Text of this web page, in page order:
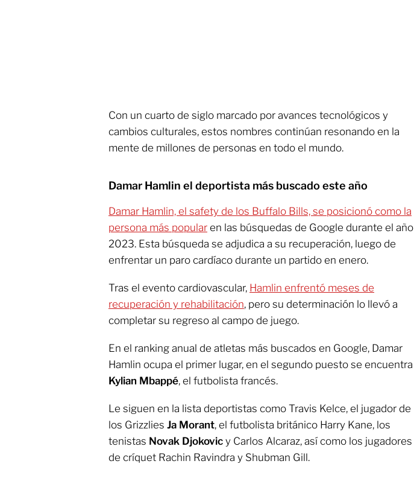
Con un cuarto de siglo marcado por avances tecnológicos y
cambios culturales, estos nombres continúan resonando en la
mente de millones de personas en todo el mundo.
Damar Hamlin el deportista más buscado este año
Damar Hamlin, el safety de los Buffalo Bills, se posicionó como la
persona más popular en las búsquedas de Google durante el año
2023. Esta búsqueda se adjudica a su recuperación, luego de
enfrentar un paro cardíaco durante un partido en enero.
Tras el evento cardiovascular, Hamlin enfrentó meses de
recuperación y rehabilitación, pero su determinación lo llevó a
completar su regreso al campo de juego.
En el ranking anual de atletas más buscados en Google, Damar
Hamlin ocupa el primer lugar, en el segundo puesto se encuentra
Kylian Mbappé, el futbolista francés.
Le siguen en la lista deportistas como Travis Kelce, el jugador de
los Grizzlies Ja Morant, el futbolista británico Harry Kane, los
tenistas Novak Djokovic y Carlos Alcaraz, así como los jugadores
de críquet Rachin Ravindra y Shubman Gill.